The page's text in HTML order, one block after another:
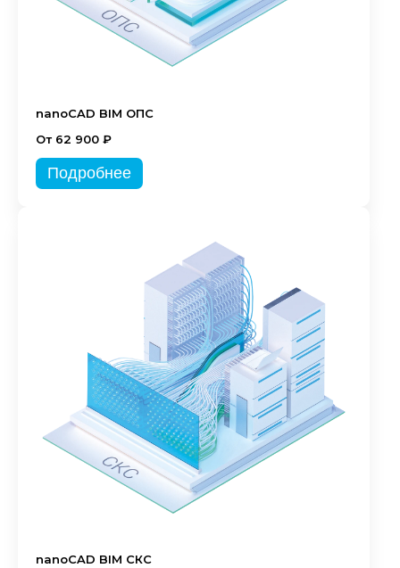
nanoCAD BIM ОПС
От 62 900 ₽
Подробнее
nanoCAD BIM СКС